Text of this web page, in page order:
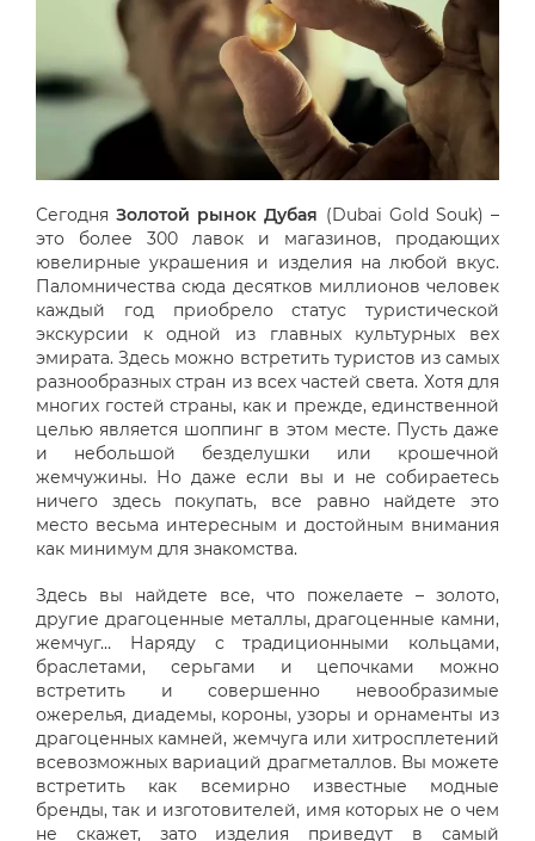
Сегодня Золотой рынок Дубая (Dubai Gold Souk) –
это более 300 лавок и магазинов, продающих
ювелирные украшения и изделия на любой вкус.
Паломничества сюда десятков миллионов человек
каждый год приобрело статус туристической
экскурсии к одной из главных культурных вех
эмирата. Здесь можно встретить туристов из самых
разнообразных стран из всех частей света. Хотя для
многих гостей страны, как и прежде, единственной
целью является шоппинг в этом месте. Пусть даже
и небольшой безделушки или крошечной
жемчужины. Но даже если вы и не собираетесь
ничего здесь покупать, все равно найдете это
место весьма интересным и достойным внимания
как минимум для знакомства.
Здесь вы найдете все, что пожелаете – золото,
другие драгоценные металлы, драгоценные камни,
жемчуг… Наряду с традиционными кольцами,
браслетами, серьгами и цепочками можно
встретить и совершенно невообразимые
ожерелья, диадемы, короны, узоры и орнаменты из
драгоценных камней, жемчуга или хитросплетений
всевозможных вариаций драгметаллов. Вы можете
встретить как всемирно известные модные
бренды, так и изготовителей, имя которых не о чем
не скажет, зато изделия приведут в самый